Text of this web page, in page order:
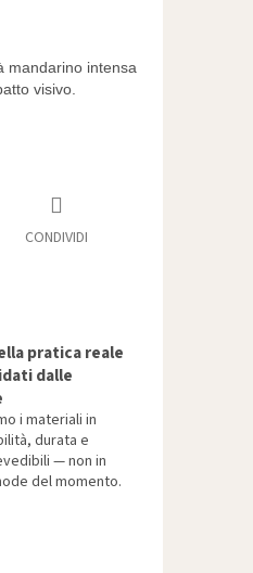
mandarino intensa
visivo.
CONDIVIDI
pratica reale
dalle
i materiali in
durata e
— non in
del momento.